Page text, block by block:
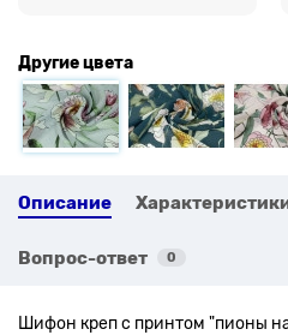
Другие цвета
Описание
Вопрос-ответ 0
Шифон креп с принтом "пионы